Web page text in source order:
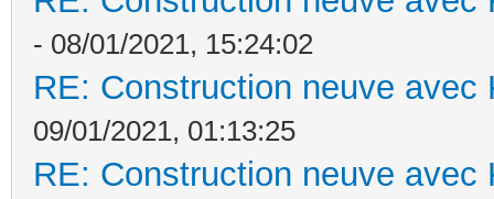
- 08/01/2021, 15:24:02
RE: Construction neuve avec
09/01/2021, 01:13:25
RE: Construction neuve avec